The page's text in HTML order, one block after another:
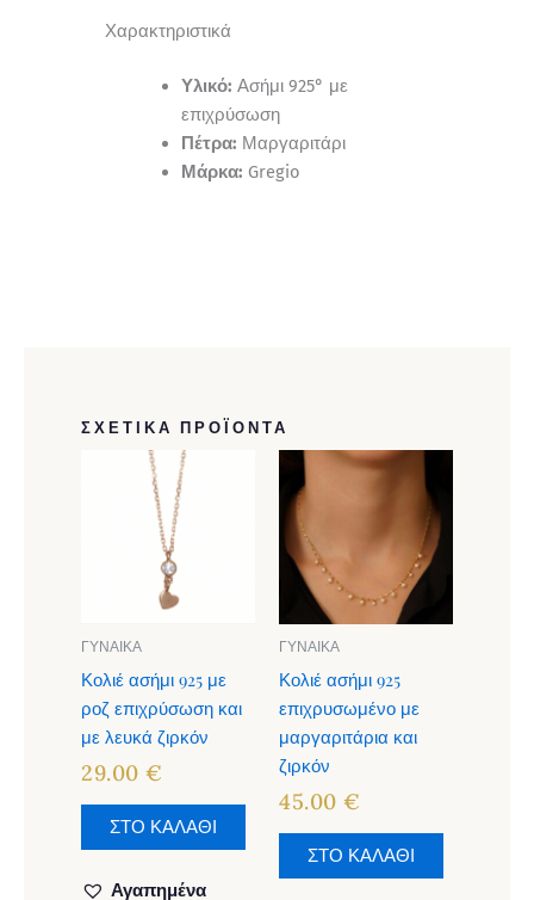
Χαρακτηριστικά
Υλικό: Ασήμι 925° με
επιχρύσωση
Πέτρα: Μαργαριτάρι
Μάρκα: Gregio
ΣΧΕΤΙΚΆ ΠΡΟΪΌΝΤΑ
ΓΥΝΑΙΚΑ
Κολιέ ασήμι 925 με
ροζ επιχρύσωση και
με λευκά ζιρκόν
29.00 €
ΣΤΟ ΚΑΛΑΘΙ
Αγαπημένα
ΓΥΝΑΙΚΑ
Κολιέ ασήμι 925
επιχρυσωμένο με
μαργαριτάρια και
ζιρκόν
45.00 €
ΣΤΟ ΚΑΛΑΘΙ